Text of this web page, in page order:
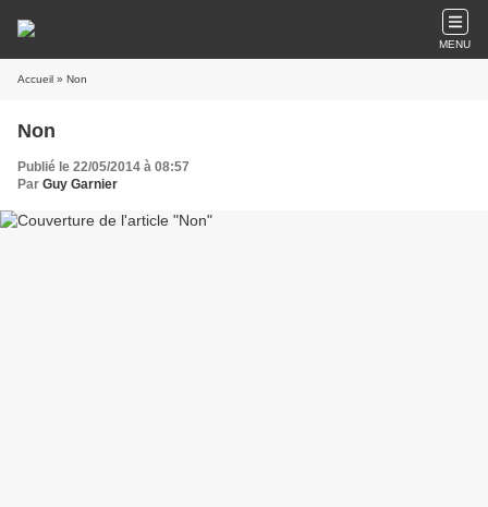
MENU
Accueil » Non
Non
Publié le 22/05/2014 à 08:57
Par Guy Garnier